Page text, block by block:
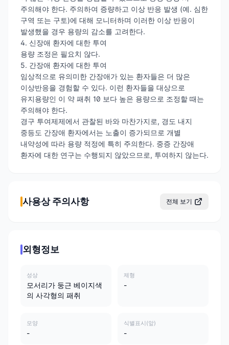
주의해야 한다. 주의하여 증량하고 이상 반응 발생 (예. 심한
구역 또는 구토)에 대해 모니터하며 이러한 이상 반응이
발생했을 경우 용량의 감소를 고려한다.
4. 신장애 환자에 대한 투여
용량 조정은 필요치 않다.
5. 간장애 환자에 대한 투여
임상적으로 유의미한 간장애가 있는 환자들은 더 많은
이상반응을 경험할 수 있다. 이런 환자들을 대상으로
유지용량인 이 약 패취 10 보다 높은 용량으로 조정할 때는
주의해야 한다.
경구 투여제제에서 관찰된 바와 마찬가지로, 경도 내지
중등도 간장애 환자에서는 노출이 증가되므로 개별
내약성에 따라 용량 적정에 특히 주의한다. 중증 간장애
환자에 대한 연구는 수행되지 않았으므로, 투여하지 않는다.
사용상 주의사항 전체 보기
외형정보
성상
모서리가 둥근 베이지색
의 사각형의 패취
제형
-
모양
-
식별표시(앞)
-